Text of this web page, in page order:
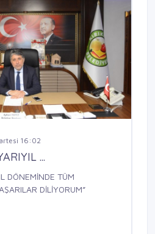
16:02
...
DÖNEMİNDE TÜM
DİLİYORUM”